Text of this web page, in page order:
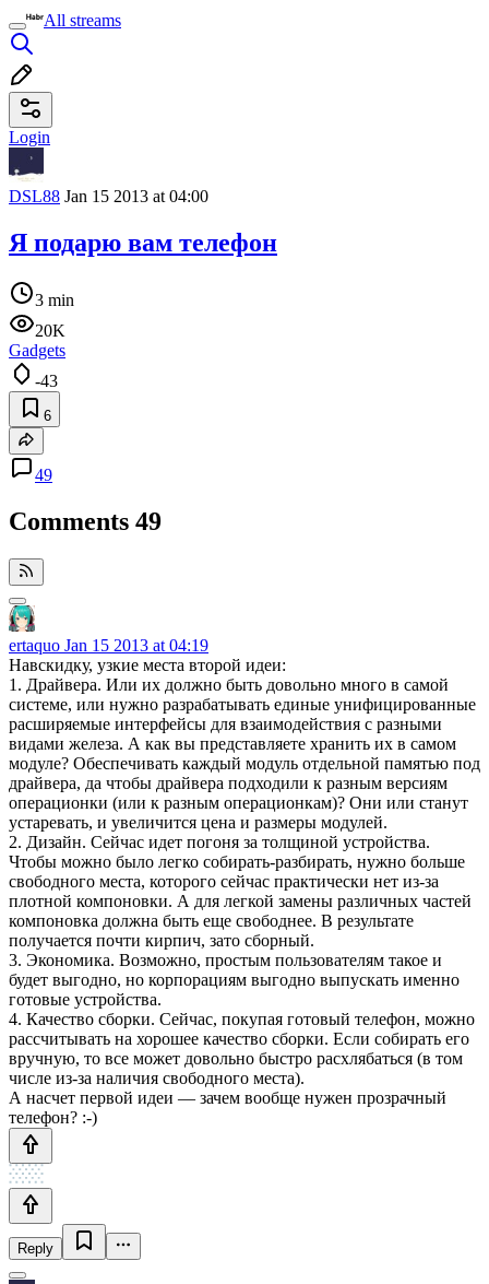
All streams
Login
DSL88 Jan 15 2013 at 04:00
Я подарю вам телефон
3 min
20K
Gadgets
-43
6
49
Comments 49
ertaquo Jan 15 2013 at 04:19
Навскидку, узкие места второй идеи:
1. Драйвера. Или их должно быть довольно много в самой
системе, или нужно разрабатывать единые унифицированные
расширяемые интерфейсы для взаимодействия с разными
видами железа. А как вы представляете хранить их в самом
модуле? Обеспечивать каждый модуль отдельной памятью под
драйвера, да чтобы драйвера подходили к разным версиям
операционки (или к разным операционкам)? Они или станут
устаревать, и увеличится цена и размеры модулей.
2. Дизайн. Сейчас идет погоня за толщиной устройства.
Чтобы можно было легко собирать-разбирать, нужно больше
свободного места, которого сейчас практически нет из-за
плотной компоновки. А для легкой замены различных частей
компоновка должна быть еще свободнее. В результате
получается почти кирпич, зато сборный.
3. Экономика. Возможно, простым пользователям такое и
будет выгодно, но корпорациям выгодно выпускать именно
готовые устройства.
4. Качество сборки. Сейчас, покупая готовый телефон, можно
рассчитывать на хорошее качество сборки. Если собирать его
вручную, то все может довольно быстро расхлябаться (в том
числе из-за наличия свободного места).
А насчет первой идеи — зачем вообще нужен прозрачный
телефон? :-)
Reply